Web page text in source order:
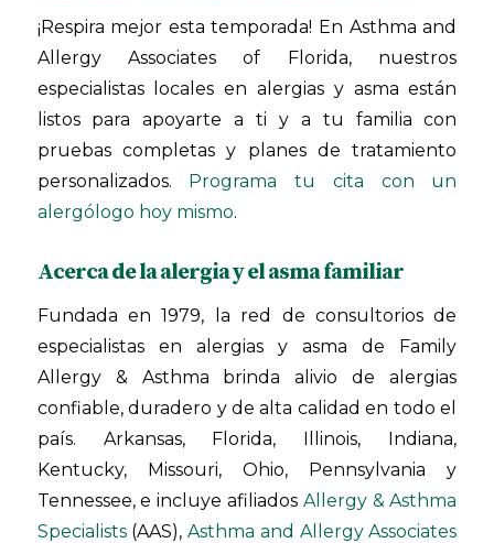
¡Respira mejor esta temporada! En Asthma and
Allergy Associates of Florida, nuestros
especialistas locales en alergias y asma están
listos para apoyarte a ti y a tu familia con
pruebas completas y planes de tratamiento
personalizados.
Programa tu cita con un
alergólogo hoy mismo.
Acerca de la alergia y el asma familiar
Fundada en 1979, la red de consultorios de
especialistas en alergias y asma de Family
Allergy & Asthma brinda alivio de alergias
confiable, duradero y de alta calidad en todo el
país. Arkansas, Florida, Illinois, Indiana,
Kentucky, Missouri, Ohio, Pennsylvania y
Tennessee, e incluye afiliados Allergy & Asthma
Specialists(AAS),Asthma and Allergy Associates